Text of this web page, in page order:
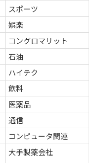
スポーツ
娯楽
コングロマリット
石油
ハイテク
飲料
医薬品
通信
コンピュータ関連
大手製薬会社